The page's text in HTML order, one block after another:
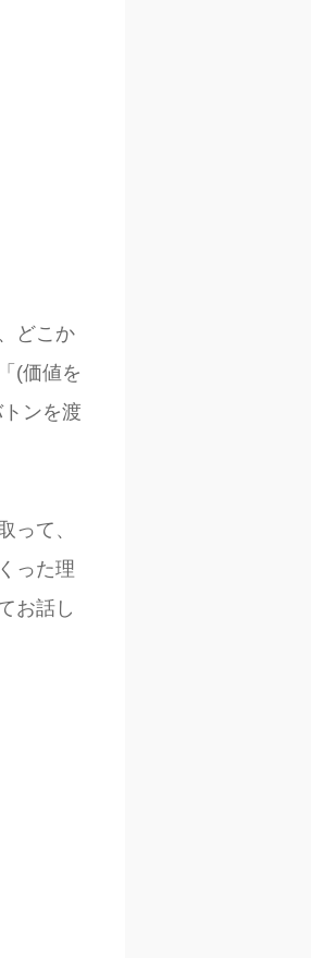
どこか
(価値を
ンを渡
って、
った理
お話し